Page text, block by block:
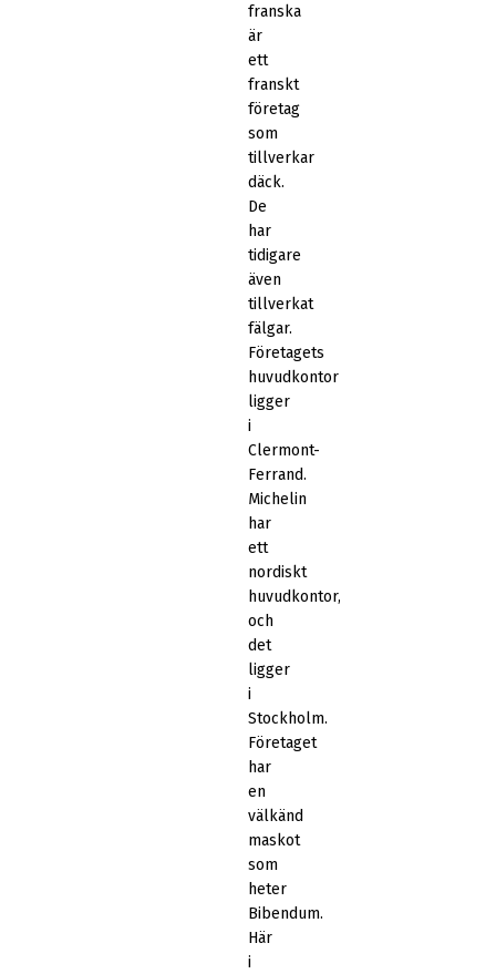
franska
är
ett
franskt
företag
som
tillverkar
däck.
De
har
tidigare
även
tillverkat
fälgar.
Företagets
huvudkontor
ligger
i
Clermont-
Ferrand.
Michelin
har
ett
nordiskt
huvudkontor,
och
det
ligger
i
Stockholm.
Företaget
har
en
välkänd
maskot
som
heter
Bibendum.
Här
i